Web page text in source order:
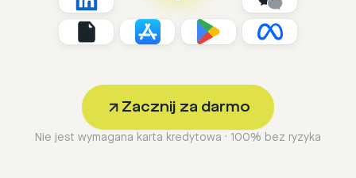
Zacznij za darmo
Nie jest wymagana karta kredytowa · 100% bez ryzyka